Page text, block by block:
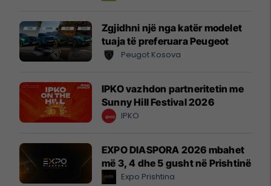
Zgjidhni një nga katër modelet
tuaja të preferuara Peugeot
Peugot Kosova
IPKO vazhdon partneritetin me
Sunny Hill Festival 2026
IPKO
EXPO DIASPORA 2026 mbahet
më 3, 4 dhe 5 gusht në Prishtinë
Expo Prishtina